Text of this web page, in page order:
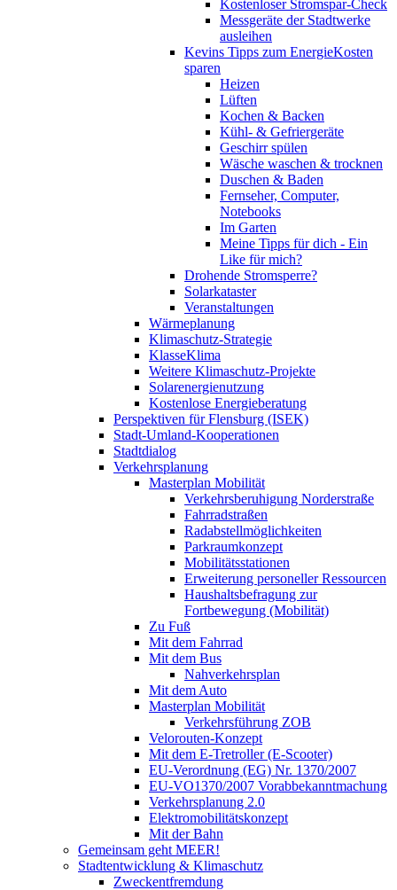
Kostenloser Stromspar-Check
Messgeräte der Stadtwerke
ausleihen
Kevins Tipps zum EnergieKosten
sparen
Heizen
Lüften
Kochen & Backen
Kühl- & Gefriergeräte
Geschirr spülen
Wäsche waschen & trocknen
Duschen & Baden
Fernseher, Computer,
Notebooks
Im Garten
Meine Tipps für dich - Ein
Like für mich?
Drohende Stromsperre?
Solarkataster
Veranstaltungen
Wärmeplanung
Klimaschutz-Strategie
KlasseKlima
Weitere Klimaschutz-Projekte
Solarenergienutzung
Kostenlose Energieberatung
Perspektiven für Flensburg (ISEK)
Stadt-Umland-Kooperationen
Stadtdialog
Verkehrsplanung
Masterplan Mobilität
Verkehrsberuhigung Norderstraße
Fahrradstraßen
Radabstellmöglichkeiten
Parkraumkonzept
Mobilitätsstationen
Erweiterung personeller Ressourcen
Haushaltsbefragung zur
Fortbewegung (Mobilität)
Zu Fuß
Mit dem Fahrrad
Mit dem Bus
Nahverkehrsplan
Mit dem Auto
Masterplan Mobilität
Verkehrsführung ZOB
Velorouten-Konzept
Mit dem E-Tretroller (E-Scooter)
EU-Verordnung (EG) Nr. 1370/2007
EU-VO1370/2007 Vorabbekanntmachung
Verkehrsplanung 2.0
Elektromobilitätskonzept
Mit der Bahn
Gemeinsam geht MEER!
Stadtentwicklung & Klimaschutz
Zweckentfremdung